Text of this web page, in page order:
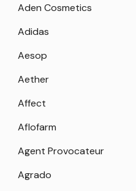
Aden Cosmetics
Adidas
Aesop
Aether
Affect
Aflofarm
Agent Provocateur
Agrado